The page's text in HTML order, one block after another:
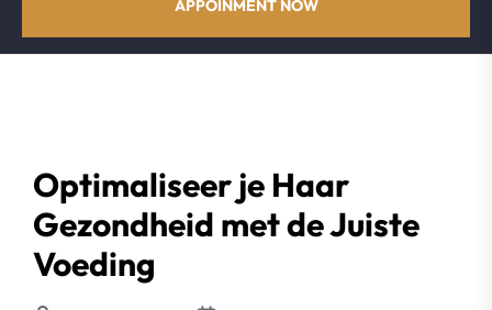
APPOINMENT NOW
Optimaliseer je Haar
Gezondheid met de Juiste
Voeding